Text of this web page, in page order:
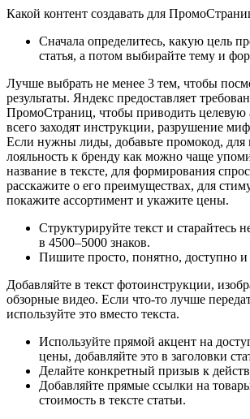
Какой контент создавать для
Сначала определитесь, какую цель
статья, а потом выбирайте тему и
Лучше выбрать не менее 3 тем, чтобы
результаты. Яндекс предоставляет
ПромоСтраниц, чтобы приводить
всего заходят инструкции, разрушение
Если нужны лиды, добавьте промокод,
лояльность к бренду как можно чаще
название в тексте, для формирования
расскажите о его преимуществах, для
покажите ассортимент и укажите цены.
Структурируйте текст и старайтесь
в 4500–5000 знаков.
Пишите просто, понятно, доступно и
Добавляйте в текст фотоинструкции,
обзорные видео. Если что-то лучше
используйте это вместо текста.
Используйте прямой акцент на
цены, добавляйте это в заголовки
Делайте конкретный призыв к
Добавляйте прямые ссылки на
стоимость в тексте статьи.